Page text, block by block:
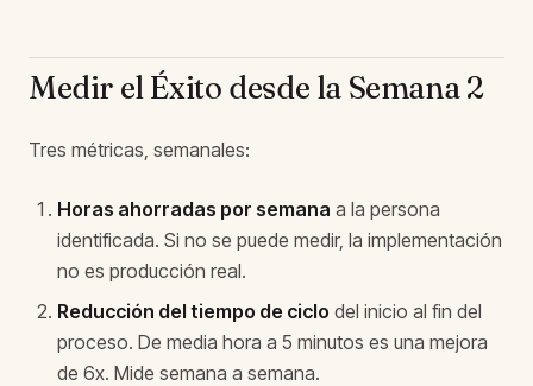
Medir el Éxito desde la Semana 2
Tres métricas, semanales:
Horas ahorradas por semana a la persona
identificada. Si no se puede medir, la implementación
no es producción real.
Reducción del tiempo de ciclo del inicio al fin del
proceso. De media hora a 5 minutos es una mejora
de 6x. Mide semana a semana.